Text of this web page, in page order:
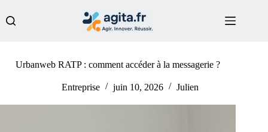
au
contenu
Urbanweb RATP : comment accéder à la messagerie ?
Entreprise juin 10, 2026 Julien